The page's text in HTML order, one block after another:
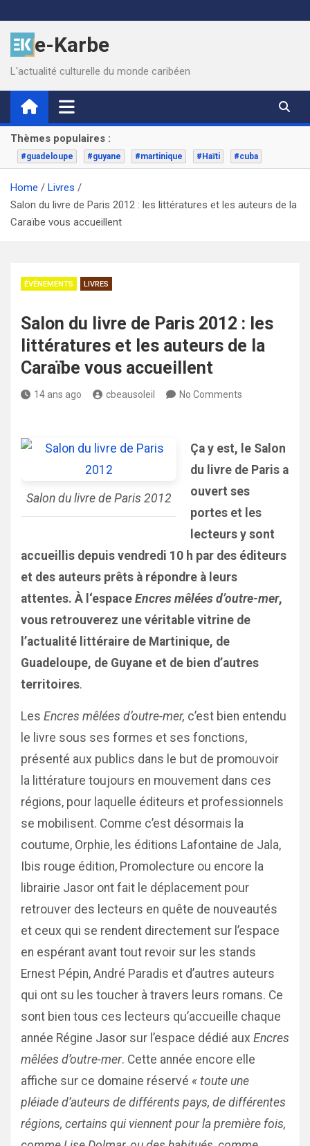
to
contente-Karbe
L'actualité culturelle du monde caribéen
Thèmes populaires :
#guadeloupe #guyane #martinique #Haïti #cuba
Home
Livres
Salon du livre de Paris 2012 : les littératures et les auteurs de la
Caraïbe vous accueillent
ÉVÉNEMENTS LIVRES
Salon du livre de Paris 2012 : les
littératures et les auteurs de la
Caraïbe vous accueillent
14 ans ago cbeausoleil No Comments
Salon du livre de Paris 2012
Ça y est, le Salon
du livre de Paris a
ouvert ses
portes et les
lecteurs y sont
accueillis depuis vendredi 10 h par des éditeurs
et des auteurs prêts à répondre à leurs
attentes. À l ‘espace Encres mêlées d’outre-mer,
vous retrouverez une véritable vitrine de
l’actualité littéraire de Martinique, de
Guadeloupe, de Guyane et de bien d’autres
territoires.
Les Encres mêlées d’outre-mer, c’est bien entendu
le livre sous ses formes et ses fonctions,
présenté aux publics dans le but de promouvoir
la littérature toujours en mouvement dans ces
régions, pour laquelle éditeurs et professionnels
se mobilisent. Comme c’est désormais la
coutume, Orphie, les éditions Lafontaine de Jala,
Ibis rouge édition, Promolecture ou encore la
librairie Jasor ont fait le déplacement pour
retrouver des lecteurs en quête de nouveautés
et ceux qui se rendent directement sur l’espace
en espérant avant tout revoir sur les stands
Ernest Pépin, André Paradis et d’autres auteurs
qui ont su les toucher à travers leurs romans. Ce
sont bien tous ces lecteurs qu’accueille chaque
année Régine Jasor sur l’espace dédié aux Encres
mêlées d’outre-mer. Cette année encore elle
affiche sur ce domaine réservé « toute une
pléiade d’auteurs de différents pays, de différentes
régions, certains qui viennent pour la première fois,